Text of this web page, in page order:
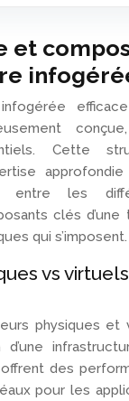
Cette
approfondie
entre les
clés
qui s’imposent.
vs
physiques et
des
pour les